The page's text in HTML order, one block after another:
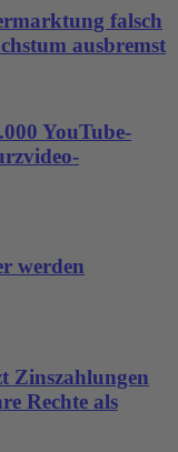
falsch
ausbremst
YouTube-
werden
Zinszahlungen
Rechte als